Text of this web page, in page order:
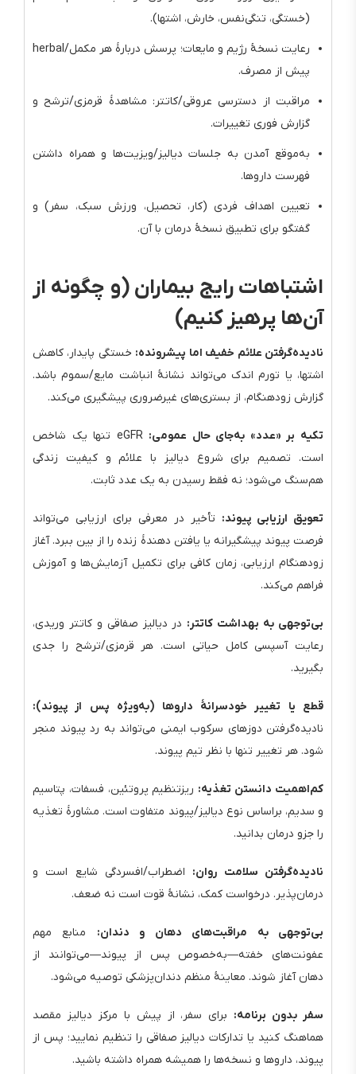
(خستگی، تنگی‌نفس، خارش، اشتها).
رعایت نسخهٔ رژیم و مایعات؛ پرسش دربارهٔ هر مکمل/herbal
پیش از مصرف.
مراقبت از دسترسی عروقی/کاتتر: مشاهدهٔ قرمزی/ترشح و
گزارش فوری تغییرات.
به‌موقع آمدن به جلسات دیالیز/ویزیت‌ها و همراه داشتن
فهرست داروها.
تعیین اهداف فردی (کار، تحصیل، ورزش سبک، سفر) و
گفتگو برای تطبیق نسخهٔ درمان با آن.
اشتباهات رایج بیماران (و چگونه از
آن‌ها پرهیز کنیم)
نادیده‌گرفتن علائم خفیف اما پیشرونده: خستگی پایدار، کاهش
اشتها، یا تورم اندک می‌تواند نشانهٔ انباشت مایع/سموم باشد.
گزارش زودهنگام، از بستری‌های غیرضروری پیشگیری می‌کند.
تکیه بر «عدد» به‌جای حال عمومی:
eGFR تنها یک شاخص
است. تصمیم برای شروع دیالیز با علائم و کیفیت زندگی
هم‌سنگ می‌شود؛ نه فقط رسیدن به یک عدد ثابت.
تعویق ارزیابی پیوند: تأخیر در معرفی برای ارزیابی می‌تواند
فرصت پیوند پیشگیرانه یا یافتن دهندهٔ زنده را از بین ببرد. آغاز
زودهنگام ارزیابی، زمان کافی برای تکمیل آزمایش‌ها و آموزش
فراهم می‌کند.
بی‌توجهی به بهداشت کاتتر: در دیالیز صفاقی و کاتتر وریدی،
رعایت آسپسی کامل حیاتی است. هر قرمزی/ترشح را جدی
بگیرید.
قطع یا تغییر خودسرانهٔ داروها (به‌ویژه پس از پیوند):
نادیده‌گرفتن دوزهای سرکوب ایمنی می‌تواند به رد پیوند منجر
شود. هر تغییر تنها با نظر تیم پیوند.
کم‌اهمیت دانستن تغذیه: ریزتنظیم پروتئین، فسفات، پتاسیم
و سدیم، براساس نوع دیالیز/پیوند متفاوت است. مشاورهٔ تغذیه
را جزو درمان بدانید.
نادیده‌گرفتن سلامت روان: اضطراب/افسردگی شایع است و
درمان‌پذیر. درخواست کمک، نشانهٔ قوت است نه ضعف.
بی‌توجهی به مراقبت‌های دهان و دندان: منابع مهم
عفونت‌های خفته—به‌خصوص پس از پیوند—می‌توانند از
دهان آغاز شوند. معاینهٔ منظم دندان‌پزشکی توصیه می‌شود.
سفر بدون برنامه: برای سفر، از پیش با مرکز دیالیز مقصد
هماهنگ کنید یا تدارکات دیالیز صفاقی را تنظیم نمایید؛ پس از
پیوند، داروها و نسخه‌ها را همیشه همراه داشته باشید.